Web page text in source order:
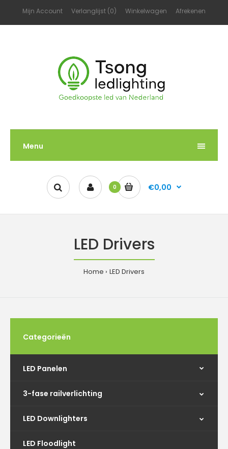
Mijn Account Verlanglijst (0) Winkelwagen Afrekenen
Menu
0 €0,00
LED Drivers
Home LED Drivers
Categorieën
LED Panelen
3-fase railverlichting
LED Downlighters
LED Floodlight